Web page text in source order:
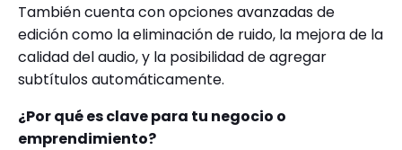
También cuenta con opciones avanzadas de
edición como la eliminación de ruido, la mejora de la
calidad del audio, y la posibilidad de agregar
subtítulos automáticamente.
¿Por qué es clave para tu negocio o
emprendimiento?